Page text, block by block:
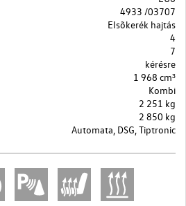
4933 /03707
Elsõkerék hajtás
4
7
kérésre
1 968 cm³
Kombi
2 251 kg
2 850 kg
Automata, DSG, Tiptronic